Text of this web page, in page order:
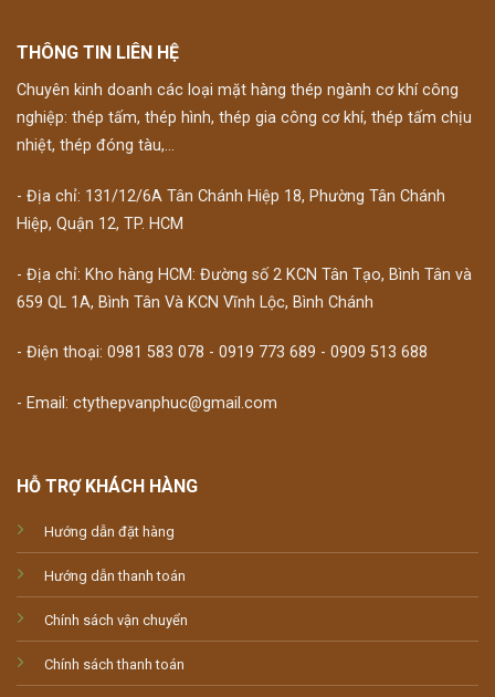
THÔNG TIN LIÊN HỆ
Chuyên kinh doanh các loại mặt hàng thép ngành cơ khí công
nghiệp: thép tấm, thép hình, thép gia công cơ khí, thép tấm chịu
nhiệt, thép đóng tàu,...
- Địa chỉ: 131/12/6A Tân Chánh Hiệp 18, Phường Tân Chánh
Hiệp, Quận 12, TP. HCM
- Địa chỉ: Kho hàng HCM: Đường số 2 KCN Tân Tạo, Bình Tân và
659 QL 1A, Bình Tân Và KCN Vĩnh Lộc, Bình Chánh
- Điện thoại: 0981 583 078 - 0919 773 689 - 0909 513 688
- Email: ctythepvanphuc@gmail.com
HỖ TRỢ KHÁCH HÀNG
Hướng dẫn đặt hàng
Hướng dẫn thanh toán
Chính sách vận chuyển
Chính sách thanh toán